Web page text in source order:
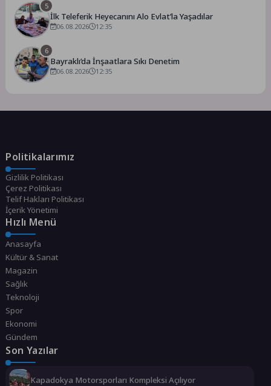
5
İlk Teleferik Heyecanını Alo Evlat’la Yaşadılar
06.08.2026 12:35
6
Bayraklı’da İnşaatlara Sıkı Denetim
06.08.2026 12:35
Politikalarımız
Gizlilik Politikası
Çerez Politikası
Telif Hakları Politikası
İçerik Yönetimi
Hızlı Menü
Anasayfa
Kültür & Sanat
Magazin
Sağlık
Teknoloji
Spor
Ekonomi
Gündem
Son Yazılar
Kapadokya Motorsporları Kompleksi Açılıyor